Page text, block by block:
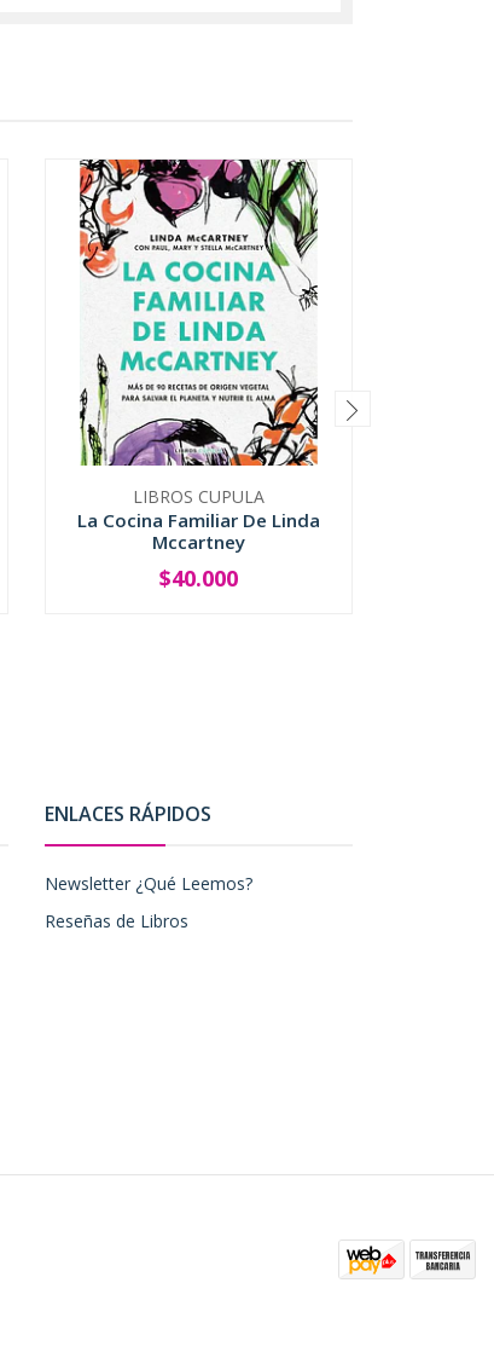
LIBROS CUPULA
La Cocina Familiar De Linda
Mccartney
+
$40.000
ENLACES RÁPIDOS
Newsletter ¿Qué Leemos?
Reseñas de Libros